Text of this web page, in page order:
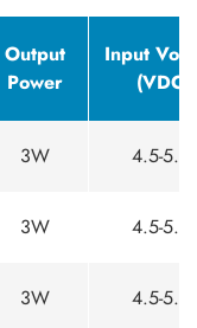
Output
Power
Input
(VDC)
3W 4.5-5.5
3W 4.5-5.5
3W 4.5-5.5